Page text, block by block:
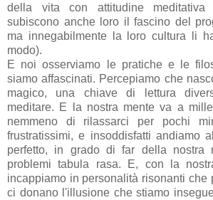
della vita con attitudine meditativa
subiscono anche loro il fascino del
ma innegabilmente la loro cultura li
modo).
E noi osserviamo le pratiche e le
siamo affascinati. Percepiamo che
magico, una chiave di lettura
meditare. E la nostra mente va a
nemmeno di rilassarci per pochi
frustratissimi, e insoddisfatti andiamo
perfetto, in grado di far della nostra
problemi tabula rasa. E, con la
incappiamo in personalità risonanti che
ci donano l'illusione che stiamo